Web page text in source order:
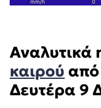
Αναλυτικά
καιρού από
Δευτέρα 9